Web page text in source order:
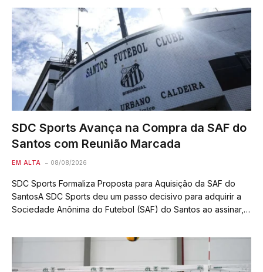
setembro. O Supremo Tribunal da…
SDC Sports Avança na Compra da SAF do
Santos com Reunião Marcada
EM ALTA 08/08/2026
SDC Sports Formaliza Proposta para Aquisição da SAF do
SantosA SDC Sports deu um passo decisivo para adquirir a
Sociedade Anônima do Futebol (SAF) do Santos ao assinar,
Embora as…